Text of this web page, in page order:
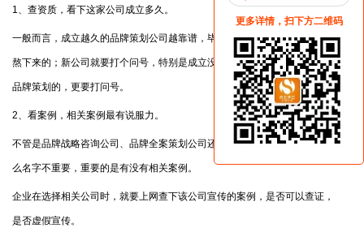
1、查资质，看下这家公司成立多久。
一般而言，成立越久的品牌策划公司越靠谱，毕竟是经历过市场检验，能够
熬下来的；新公司就要打个问号，特别是成立没多久，就自称如何如何擅长
品牌策划的，更要打问号。
2、看案例，相关案例最有说服力。
不管是品牌战略咨询公司、品牌全案策划公司还是 营销战略咨询公司，叫什
么名字不重要，重要的是有没有相关案例。
企业在选择相关公司时，就要上网查下该公司宣传的案例，是否可以查证，
是否虚假宣传。
更多详情，扫下方二维码